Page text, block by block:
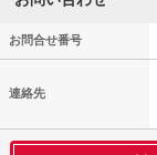
お問合せ番号
連絡先